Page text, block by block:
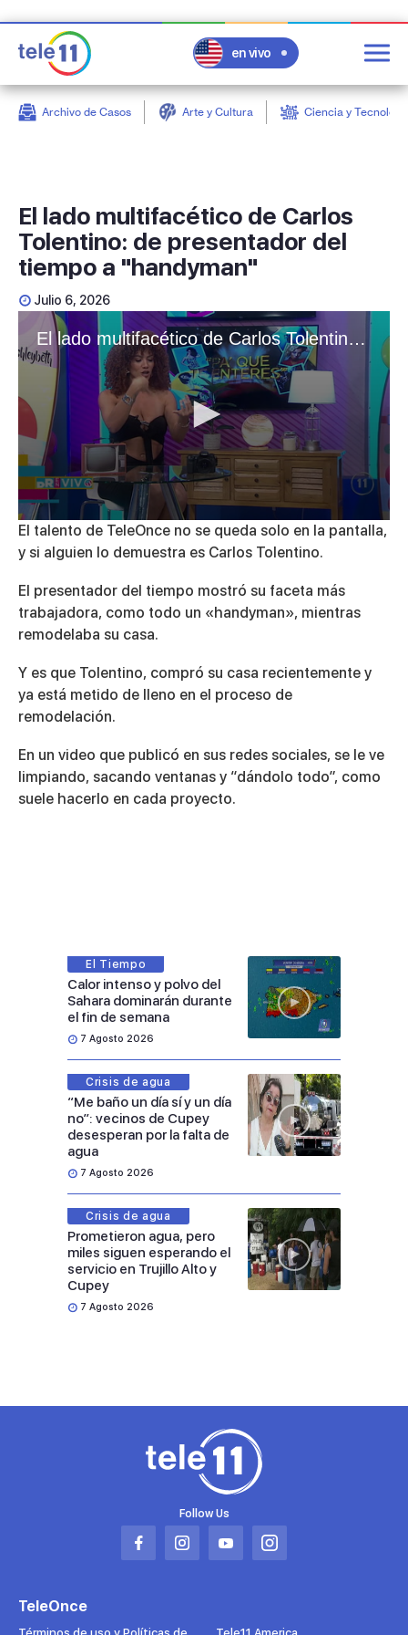
en vivo
Archivo de Casos Arte y Cultura Ciencia y
El lado multifacético de Carlos
Tolentino: de presentador del
tiempo a "handyman"
Julio 6, 2026
El lado multifacético de Carlos Tolentino: de presentador del tiempo a "handyman"
0
of
minute,
30
seconds
El talento de TeleOnce no se queda solo en la pantalla,
y si alguien lo demuestra es Carlos Tolentino.
El presentador del tiempo mostró su faceta más
trabajadora, como todo un «handyman», mientras
remodelaba su casa.
Y es que Tolentino, compró su casa recientemente y
ya está metido de lleno en el proceso de
remodelación.
En un video que publicó en sus redes sociales, se le ve
limpiando, sacando ventanas y “dándolo todo”, como
suele hacerlo en cada proyecto.
El Tiempo
Calor intenso y polvo del
Sahara dominarán durante
el fin de semana
7 Agosto 2026
Crisis de agua
“Me baño un día sí y un día
no”: vecinos de Cupey
desesperan por la falta de
agua
7 Agosto 2026
Crisis de agua
Prometieron agua, pero
miles siguen esperando el
servicio en Trujillo Alto y
Cupey
7 Agosto 2026
Follow Us
Abrir
pestaña
Abrir
pestaña
Abrir
pestaña
Abrir
pestaña
TeleOnce
post